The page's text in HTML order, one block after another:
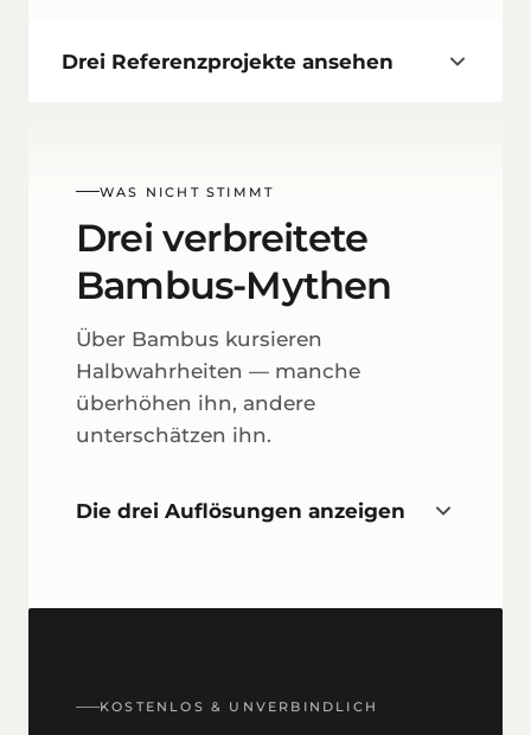
Drei Referenzprojekte ansehen
WAS NICHT STIMMT
Drei verbreitete
Bambus-Mythen
Über Bambus kursieren
Halbwahrheiten — manche
überhöhen ihn, andere
unterschätzen ihn.
Die drei Auflösungen anzeigen
KOSTENLOS & UNVERBINDLICH